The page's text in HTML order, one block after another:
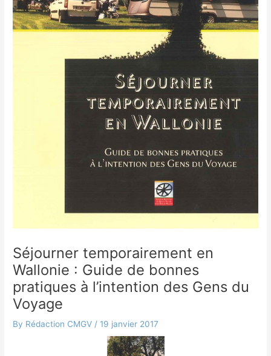
Séjourner temporairement en
Wallonie : Guide de bonnes
pratiques à l’intention des Gens du
Voyage
By Rédaction CMGV/ 19 janvier 2017